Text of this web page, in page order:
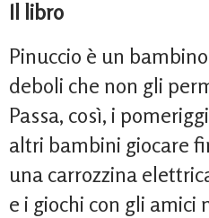
Il libro
Pinuccio è un
deboli che non gli
Passa, così, i
altri bambini giocare
una carrozzina
e i giochi con gli